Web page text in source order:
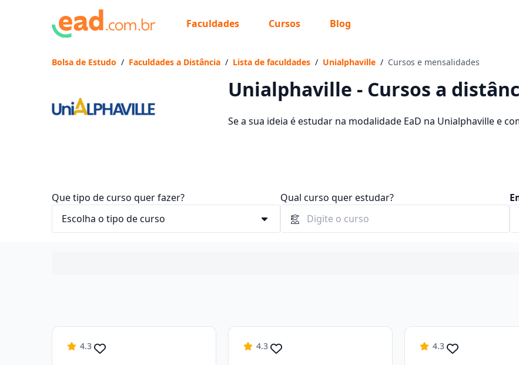
Faculdades Cursos Blog
Vamos te guiar no caminho ideal para seus estudos
Ainda não sei
Continuar
Bolsa de Estudo / Faculdades a Distância / Lista de faculdades / Unialphaville / Cursos e mensalidades
Unialphaville - Cursos a
Se a sua ideia é estudar na modalidade EaD na Unialphaville e
Que tipo de curso quer fazer? Qual curso quer estudar?
4.3 4.3 4.3